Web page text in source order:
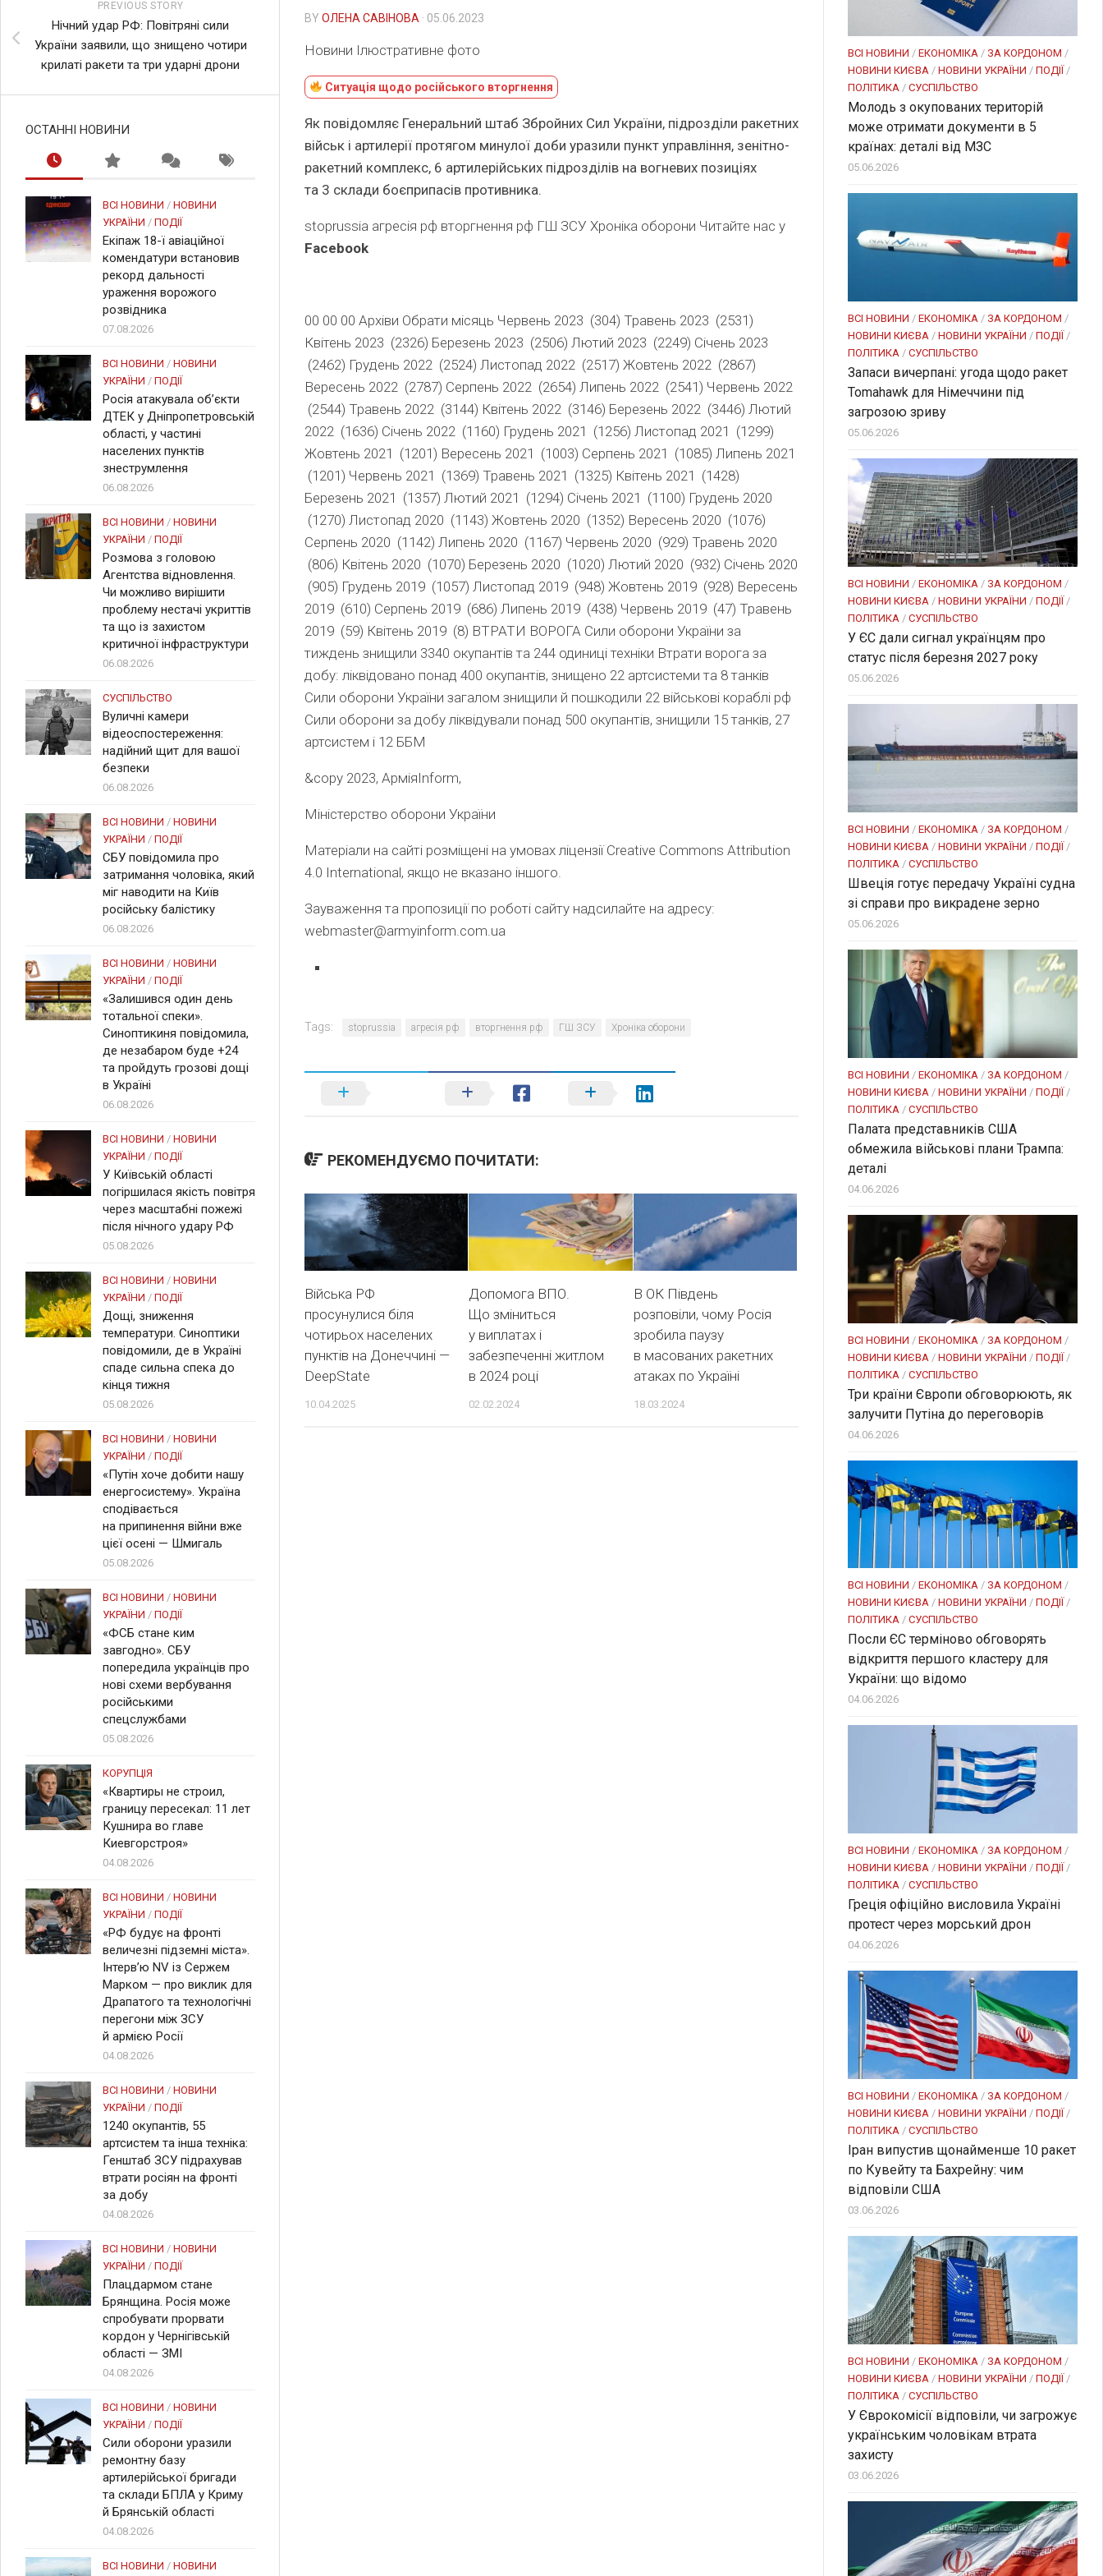
BY ОЛЕНА САВІНОВА · 05.06.2023
Новини Ілюстративне фото
Ситуація щодо російського вторгнення
Як повідомляє Генеральний штаб Збройних Сил України, підрозділи ракетних
військ і артилерії протягом минулої доби уразили пункт управління, зенітно-
ракетний комплекс, 6 артилерійських підрозділів на вогневих позиціях
та 3 склади боєприпасів противника.
stoprussia агресія рф вторгнення рф ГШ ЗСУ Хроніка оборони Читайте нас у
Facebook
00 00 00 Архіви Обрати місяць Червень 2023 (304) Травень 2023 (2531)
Квітень 2023 (2326) Березень 2023 (2506) Лютий 2023 (2249) Січень 2023
(2462) Грудень 2022 (2524) Листопад 2022 (2517) Жовтень 2022 (2867)
Вересень 2022 (2787) Серпень 2022 (2654) Липень 2022 (2541) Червень 2022
(2544) Травень 2022 (3144) Квітень 2022 (3146) Березень 2022 (3446) Лютий
2022 (1636) Січень 2022 (1160) Грудень 2021 (1256) Листопад 2021 (1299)
Жовтень 2021 (1201) Вересень 2021 (1003) Серпень 2021 (1085) Липень 2021
(1201) Червень 2021 (1369) Травень 2021 (1325) Квітень 2021 (1428)
Березень 2021 (1357) Лютий 2021 (1294) Січень 2021 (1100) Грудень 2020
(1270) Листопад 2020 (1143) Жовтень 2020 (1352) Вересень 2020 (1076)
Серпень 2020 (1142) Липень 2020 (1167) Червень 2020 (929) Травень 2020
(806) Квітень 2020 (1070) Березень 2020 (1020) Лютий 2020 (932) Січень 2020
(905) Грудень 2019 (1057) Листопад 2019 (948) Жовтень 2019 (928) Вересень
2019 (610) Серпень 2019 (686) Липень 2019 (438) Червень 2019 (47) Травень
2019 (59) Квітень 2019 (8) ВТРАТИ ВОРОГА Сили оборони України за
тиждень знищили 3340 окупантів та 244 одиниці техніки Втрати ворога за
добу: ліквідовано понад 400 окупантів, знищено 22 артсистеми та 8 танків
Сили оборони України загалом знищили й пошкодили 22 військові кораблі рф
Сили оборони за добу ліквідували понад 500 окупантів, знищили 15 танків, 27
артсистем і 12 ББМ
&copy 2023, АрміяInform,
Міністерство оборони України
Матеріали на сайті розміщені на умовах ліцензії Creative Commons Attribution
4.0 International, якщо не вказано іншого.
Зауваження та пропозиції по роботі сайту надсилайте на адресу:
webmaster@armyinform.com.ua
Tags: stoprussia агресія рф вторгнення рф ГШ ЗСУ Хроніка оборони
РЕКОМЕНДУЄМО ПОЧИТАТИ:
Війська РФ
просунулися біля
чотирьох населених
пунктів на Донеччині —
DeepState
10.04.2025
Допомога ВПО.
Що зміниться
у виплатах і
забезпеченні житлом
в 2024 році
02.02.2024
В ОК Південь
розповіли, чому Росія
зробила паузу
в масованих ракетних
атаках по Україні
18.03.2024
PREVIOUS STORY
Нічний удар РФ: Повітряні сили
України заявили, що знищено чотири
крилаті ракети та три ударні дрони
ОСТАННІ НОВИНИ
ВСІ НОВИНИ / НОВИНИ
УКРАЇНИ / ПОДІЇ
Екіпаж 18-ї авіаційної
комендатури встановив
рекорд дальності
ураження ворожого
розвідника
07.08.2026
ВСІ НОВИНИ / НОВИНИ
УКРАЇНИ / ПОДІЇ
Росія атакувала об’єкти
ДТЕК у Дніпропетровській
області, у частині
населених пунктів
знеструмлення
06.08.2026
ВСІ НОВИНИ / НОВИНИ
УКРАЇНИ / ПОДІЇ
Розмова з головою
Агентства відновлення.
Чи можливо вирішити
проблему нестачі укриттів
та що із захистом
критичної інфраструктури
06.08.2026
СУСПІЛЬСТВО
Вуличні камери
відеоспостереження:
надійний щит для вашої
безпеки
06.08.2026
ВСІ НОВИНИ / НОВИНИ
УКРАЇНИ / ПОДІЇ
СБУ повідомила про
затримання чоловіка, який
міг наводити на Київ
російську балістику
06.08.2026
ВСІ НОВИНИ / НОВИНИ
УКРАЇНИ / ПОДІЇ
«Залишився один день
тотальної спеки».
Синоптикиня повідомила,
де незабаром буде +24
та пройдуть грозові дощі
в Україні
06.08.2026
ВСІ НОВИНИ / НОВИНИ
УКРАЇНИ / ПОДІЇ
У Київській області
погіршилася якість повітря
через масштабні пожежі
після нічного удару РФ
05.08.2026
ВСІ НОВИНИ / НОВИНИ
УКРАЇНИ / ПОДІЇ
Дощі, зниження
температури. Синоптики
повідомили, де в Україні
спаде сильна спека до
кінця тижня
05.08.2026
ВСІ НОВИНИ / НОВИНИ
УКРАЇНИ / ПОДІЇ
«Путін хоче добити нашу
енергосистему». Україна
сподівається
на припинення війни вже
цієї осені — Шмигаль
05.08.2026
ВСІ НОВИНИ / НОВИНИ
УКРАЇНИ / ПОДІЇ
«ФСБ стане ким
завгодно». СБУ
попередила українців про
нові схеми вербування
російськими
спецслужбами
05.08.2026
КОРУПЦІЯ
«Квартиры не строил,
границу пересекал: 11 лет
Кушнира во главе
Киевгорстроя»
04.08.2026
ВСІ НОВИНИ / НОВИНИ
УКРАЇНИ / ПОДІЇ
«РФ будує на фронті
величезні підземні міста».
Інтерв’ю NV із Сержем
Марком — про виклик для
Драпатого та технологічні
перегони між ЗСУ
й армією Росії
04.08.2026
ВСІ НОВИНИ / НОВИНИ
УКРАЇНИ / ПОДІЇ
1240 окупантів, 55
артсистем та інша техніка:
Генштаб ЗСУ підрахував
втрати росіян на фронті
за добу
04.08.2026
ВСІ НОВИНИ / НОВИНИ
УКРАЇНИ / ПОДІЇ
Плацдармом стане
Брянщина. Росія може
спробувати прорвати
кордон у Чернігівській
області — ЗМІ
04.08.2026
ВСІ НОВИНИ / НОВИНИ
УКРАЇНИ / ПОДІЇ
Сили оборони уразили
ремонтну базу
артилерійської бригади
та склади БПЛА у Криму
й Брянській області
04.08.2026
ВСІ НОВИНИ / НОВИНИ
ВСІ НОВИНИ / ЕКОНОМІКА / ЗА КОРДОНОМ /
НОВИНИ КИЄВА / НОВИНИ УКРАЇНИ / ПОДІЇ /
ПОЛІТИКА / СУСПІЛЬСТВО
Молодь з окупованих територій
може отримати документи в 5
країнах: деталі від МЗС
05.06.2026
ВСІ НОВИНИ / ЕКОНОМІКА / ЗА КОРДОНОМ /
НОВИНИ КИЄВА / НОВИНИ УКРАЇНИ / ПОДІЇ /
ПОЛІТИКА / СУСПІЛЬСТВО
Запаси вичерпані: угода щодо ракет
Tomahawk для Німеччини під
загрозою зриву
05.06.2026
ВСІ НОВИНИ / ЕКОНОМІКА / ЗА КОРДОНОМ /
НОВИНИ КИЄВА / НОВИНИ УКРАЇНИ / ПОДІЇ /
ПОЛІТИКА / СУСПІЛЬСТВО
У ЄС дали сигнал українцям про
статус після березня 2027 року
05.06.2026
ВСІ НОВИНИ / ЕКОНОМІКА / ЗА КОРДОНОМ /
НОВИНИ КИЄВА / НОВИНИ УКРАЇНИ / ПОДІЇ/
ПОЛІТИКА / СУСПІЛЬСТВО
Швеція готує передачу Україні судна
зі справи про викрадене зерно
05.06.2026
ВСІ НОВИНИ / ЕКОНОМІКА / ЗА КОРДОНОМ /
НОВИНИ КИЄВА / НОВИНИ УКРАЇНИ / ПОДІЇ/
ПОЛІТИКА / СУСПІЛЬСТВО
Палата представників США
обмежила військові плани Трампа:
деталі
04.06.2026
ВСІ НОВИНИ / ЕКОНОМІКА / ЗА КОРДОНОМ /
НОВИНИ КИЄВА / НОВИНИ УКРАЇНИ / ПОДІЇ/
ПОЛІТИКА / СУСПІЛЬСТВО
Три країни Європи обговорюють, як
залучити Путіна до переговорів
04.06.2026
ВСІ НОВИНИ / ЕКОНОМІКА / ЗА КОРДОНОМ /
НОВИНИ КИЄВА / НОВИНИ УКРАЇНИ / ПОДІЇ /
ПОЛІТИКА / СУСПІЛЬСТВО
Посли ЄC терміново обговорять
відкриття першого кластеру для
України: що відомо
04.06.2026
ВСІ НОВИНИ / ЕКОНОМІКА / ЗА КОРДОНОМ /
НОВИНИ КИЄВА / НОВИНИ УКРАЇНИ / ПОДІЇ /
ПОЛІТИКА / СУСПІЛЬСТВО
Греція офіційно висловила Україні
протест через морський дрон
04.06.2026
ВСІ НОВИНИ / ЕКОНОМІКА / ЗА КОРДОНОМ /
НОВИНИ КИЄВА / НОВИНИ УКРАЇНИ / ПОДІЇ /
ПОЛІТИКА / СУСПІЛЬСТВО
Іран випустив щонайменше 10 ракет
по Кувейту та Бахрейну: чим
відповіли США
03.06.2026
ВСІ НОВИНИ / ЕКОНОМІКА / ЗА КОРДОНОМ /
НОВИНИ КИЄВА / НОВИНИ УКРАЇНИ / ПОДІЇ /
ПОЛІТИКА / СУСПІЛЬСТВО
У Єврокомісії відповіли, чи загрожує
українським чоловікам втрата
захисту
03.06.2026